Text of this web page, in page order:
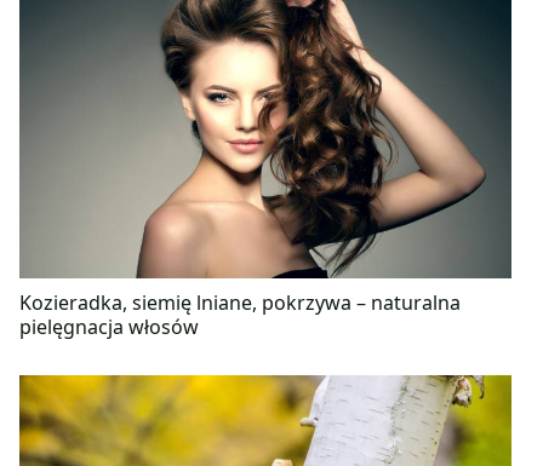
Kozieradka, siemię lniane, pokrzywa – naturalna
pielęgnacja włosów